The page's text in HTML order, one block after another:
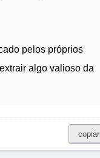
pelos próprios
algo valioso da
copiar